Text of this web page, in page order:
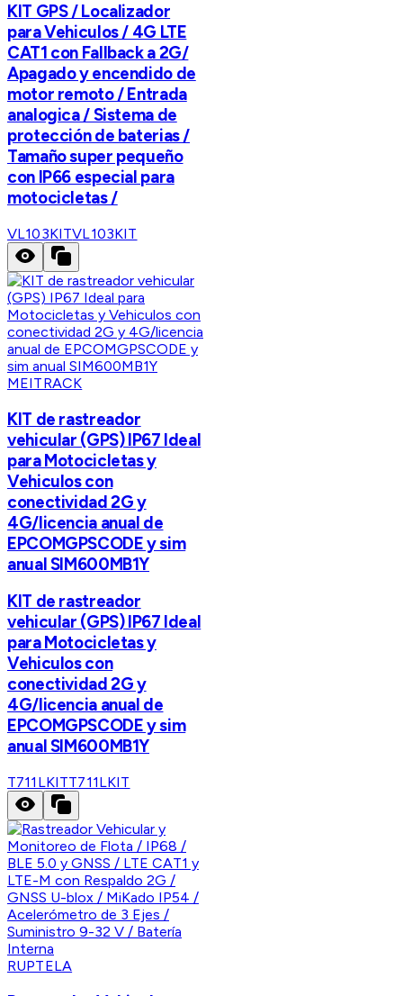
KIT GPS / Localizador
para Vehiculos / 4G LTE
CAT1 con Fallback a 2G/
Apagado y encendido de
motor remoto / Entrada
analogica / Sistema de
protección de baterias /
Tamaño super pequeño
con IP66 especial para
motocicletas /
VL103KITVL103KIT
MEITRACK
KIT de rastreador
vehicular (GPS) IP67 Ideal
para Motocicletas y
Vehiculos con
conectividad 2G y
4G/licencia anual de
EPCOMGPSCODE y sim
anual SIM600MB1Y
KIT de rastreador
vehicular (GPS) IP67 Ideal
para Motocicletas y
Vehiculos con
conectividad 2G y
4G/licencia anual de
EPCOMGPSCODE y sim
anual SIM600MB1Y
T711LKITT711LKIT
RUPTELA